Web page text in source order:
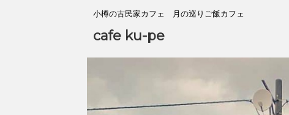
小樽の古民家カフェ 月の巡りご飯カフェ
cafe ku-pe